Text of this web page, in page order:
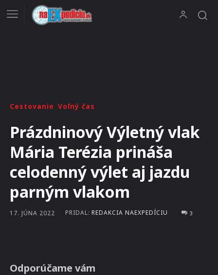
Cestovanie Voľný čas
Prázdninový Výletný vlak
Mária Terézia prináša
celodenný výlet aj jazdu
parným vlakom
17. JÚNA 2022 PRIDAL: REDAKCIA NAEXPEDÍCIU 3
Odporúčame vám